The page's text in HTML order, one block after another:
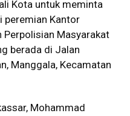
Kota untuk meminta
peremian Kantor
Masyarakat
berada di Jalan
Manggala, Kecamatan
Mohammad